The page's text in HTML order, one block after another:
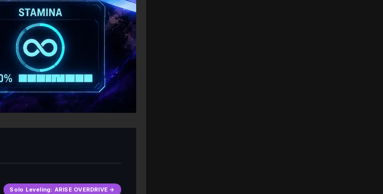
Solo Leveling: ARISE OVERDRIVE →